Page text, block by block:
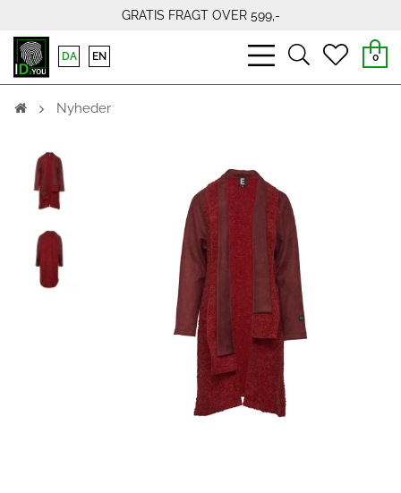
GRATIS FRAGT OVER 599,-
bars
light
searchheart
0
DA EN
Nyheder